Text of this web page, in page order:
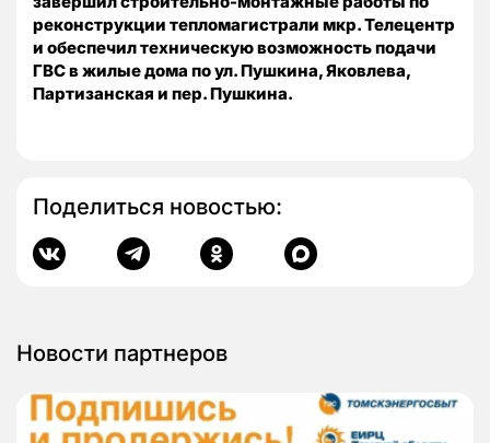
реконструкции тепломагистрали мкр. Телецентр
и обеспечил техническую возможность подачи
ГВС в жилые дома по ул. Пушкина, Яковлева,
Партизанская и пер. Пушкина.
Поделиться новостью:
Новости партнеров